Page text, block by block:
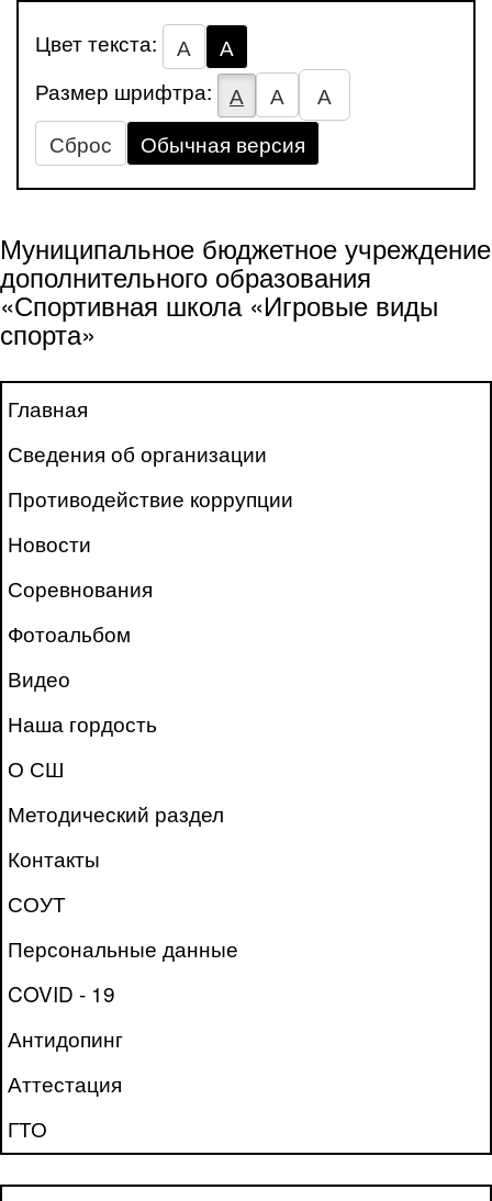
Цвет текста: А
А
Размер шрифтра:
А А
А
Сброс
Обычная версия
Муниципальное бюджетное учреждение
дополнительного образования
«Спортивная школа «Игровые виды
спорта»
Главная
Сведения об организации
Противодействие коррупции
Новости
Соревнования
Фотоальбом
Видео
Наша гордость
О СШ
Методический раздел
Контакты
СОУТ
Персональные данные
COVID - 19
Антидопинг
Аттестация
ГТО